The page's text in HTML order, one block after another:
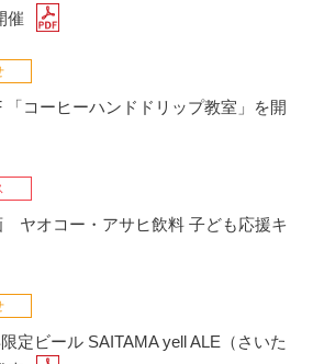
催
コーヒーハンドドリップ教室」を開
ヤオコー・アサヒ飲料 子ども応援キ
定ビール SAITAMA yell ALE（さいた